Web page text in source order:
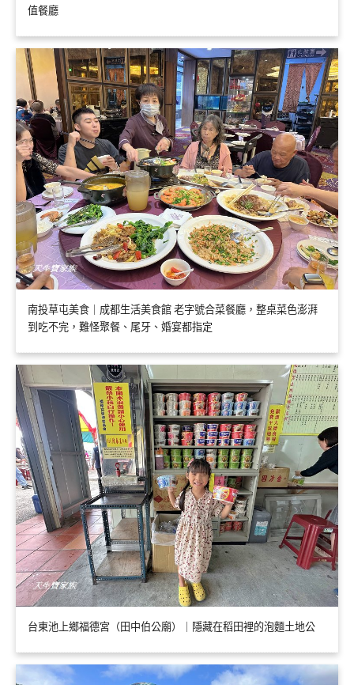
值餐廳
南投草屯美食｜成都生活美食館 老字號合菜餐廳，整桌菜色澎湃
到吃不完，難怪聚餐、尾牙、婚宴都指定
台東池上鄉福德宮（田中伯公廟）｜隱藏在稻田裡的泡麵土地公